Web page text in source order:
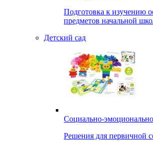
Подготовка к изучению
предметов начальной
Детский сад
Социально-
Решения для первичной